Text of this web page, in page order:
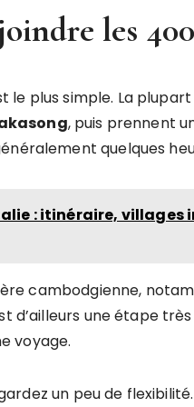
les
le plus simple. La
, puis prennent
quelques
: itinéraire, villages
cambodgienne,
d’ailleurs une étape
voyage.
un peu de